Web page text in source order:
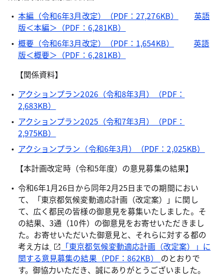
本編（令和6年3月改定）（PDF：27,276KB）
英語
版＜本編＞（PDF：6,281KB）
概要（令和6年3月改定）（PDF：1,654KB）
英語
版＜概要＞（PDF：6,281KB）
【関係資料】
アクションプラン2026（令和8年3月）（PDF：
2,683KB）
アクションプラン2025（令和7年3月）（PDF：
2,975KB）
アクションプラン（令和6年3月）（PDF：2,025KB）
【本計画改定時（令和5年度）の意見募集の結果】
令和6年1月26日から同年2月25日までの期間におい
て、「東京都気候変動適応計画（改定案）」に関し
て、広く都民の皆様の御意見を募集いたしました。そ
の結果、3通（10件）の御意見をお寄せいただきまし
た。お寄せいただいた御意見と、それらに対する都の
考え方は
「東京都気候変動適応計画（改定案）」に
関する意見募集の結果（PDF：862KB） のとおりで
す。御協力いただき、誠にありがとうございました。